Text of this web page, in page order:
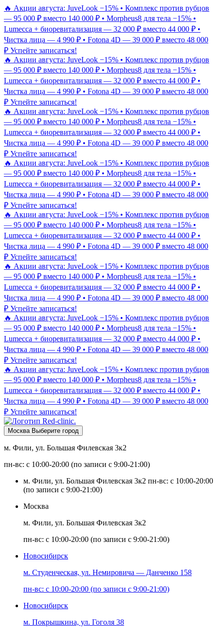
🔥 Акции августа: JuveLook −15% • Комплекс против рубцов
— 95 000 ₽ вместо 140 000 ₽ • Morpheus8 для тела −15% •
Lumecca + биоревитализация — 32 000 ₽ вместо 44 000 ₽ •
Чистка лица — 4 990 ₽ • Fotona 4D — 39 000 ₽ вместо 48 000
₽ Успейте записаться!
🔥 Акции августа: JuveLook −15% • Комплекс против рубцов
— 95 000 ₽ вместо 140 000 ₽ • Morpheus8 для тела −15% •
Lumecca + биоревитализация — 32 000 ₽ вместо 44 000 ₽ •
Чистка лица — 4 990 ₽ • Fotona 4D — 39 000 ₽ вместо 48 000
₽ Успейте записаться!
🔥 Акции августа: JuveLook −15% • Комплекс против рубцов
— 95 000 ₽ вместо 140 000 ₽ • Morpheus8 для тела −15% •
Lumecca + биоревитализация — 32 000 ₽ вместо 44 000 ₽ •
Чистка лица — 4 990 ₽ • Fotona 4D — 39 000 ₽ вместо 48 000
₽ Успейте записаться!
🔥 Акции августа: JuveLook −15% • Комплекс против рубцов
— 95 000 ₽ вместо 140 000 ₽ • Morpheus8 для тела −15% •
Lumecca + биоревитализация — 32 000 ₽ вместо 44 000 ₽ •
Чистка лица — 4 990 ₽ • Fotona 4D — 39 000 ₽ вместо 48 000
₽ Успейте записаться!
🔥 Акции августа: JuveLook −15% • Комплекс против рубцов
— 95 000 ₽ вместо 140 000 ₽ • Morpheus8 для тела −15% •
Lumecca + биоревитализация — 32 000 ₽ вместо 44 000 ₽ •
Чистка лица — 4 990 ₽ • Fotona 4D — 39 000 ₽ вместо 48 000
₽ Успейте записаться!
🔥 Акции августа: JuveLook −15% • Комплекс против рубцов
— 95 000 ₽ вместо 140 000 ₽ • Morpheus8 для тела −15% •
Lumecca + биоревитализация — 32 000 ₽ вместо 44 000 ₽ •
Чистка лица — 4 990 ₽ • Fotona 4D — 39 000 ₽ вместо 48 000
₽ Успейте записаться!
🔥 Акции августа: JuveLook −15% • Комплекс против рубцов
— 95 000 ₽ вместо 140 000 ₽ • Morpheus8 для тела −15% •
Lumecca + биоревитализация — 32 000 ₽ вместо 44 000 ₽ •
Чистка лица — 4 990 ₽ • Fotona 4D — 39 000 ₽ вместо 48 000
₽ Успейте записаться!
🔥 Акции августа: JuveLook −15% • Комплекс против рубцов
— 95 000 ₽ вместо 140 000 ₽ • Morpheus8 для тела −15% •
Lumecca + биоревитализация — 32 000 ₽ вместо 44 000 ₽ •
Чистка лица — 4 990 ₽ • Fotona 4D — 39 000 ₽ вместо 48 000
₽ Успейте записаться!
Москва Выберите город
м. Фили, ул. Большая Филевская 3к2
пн-вс: с 10:00-20:00 (по записи с 9:00-21:00)
м. Фили, ул. Большая Филевская 3к2 пн-вс: с 10:00-20:00
(по записи с 9:00-21:00)
Москва
м. Фили, ул. Большая Филевская 3к2
пн-вс: с 10:00-20:00 (по записи с 9:00-21:00)
Новосибирск
м. Студенческая, ул. Немировича — Данченко 158
пн-вс: с 10:00-20:00 (по записи с 9:00-21:00)
Новосибирск
м. Покрышкина, ул. Гоголя 38